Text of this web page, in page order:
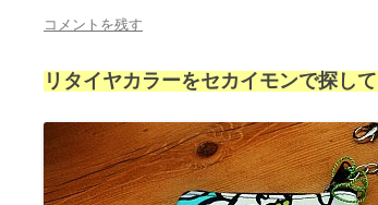
コメントを残す
リタイヤカラーをセカイモンで探し